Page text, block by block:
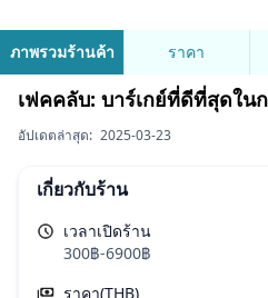
ภาพรวมร้านค้า ราคา
เฟคคลับ: บาร์เกย์ที่ดีที่สุดใน
อัปเดตล่าสุด: 2025-03-23
เกี่ยวกับร้าน
เวลาเปิดร้าน
300฿-6900฿
ราคา(THB)